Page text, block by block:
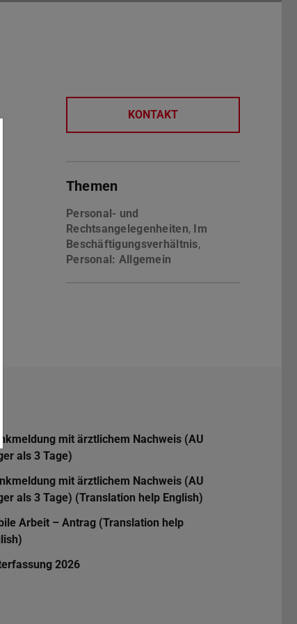
KONTAKT
Themen
Personal- und
Rechtsangelegenheiten, Im
Beschäftigungs­verhältnis,
Personal: Allgemein
mit ärztlichem Nachweis (AU
als 3 Tage)
mit ärztlichem Nachweis (AU
als 3 Tage) (Translation help English)
Arbeit – Antrag (Translation help
2026